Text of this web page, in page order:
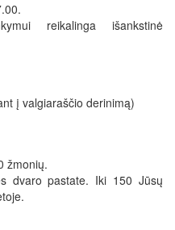
reikalinga išankstinė
į valgiaraščio derinimą)
žmonių.
dvaro pastate. Iki 150 Jūsų